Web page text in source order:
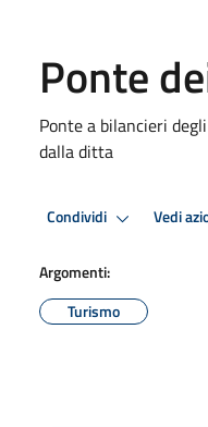
Ponte
Ponte a bilancieri
dalla ditta
Condividi Vedi
Argomenti:
Turismo